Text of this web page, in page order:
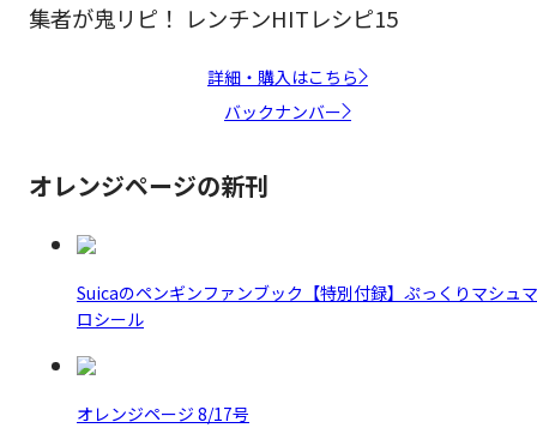
集者が鬼リピ！ レンチンHITレシピ15
詳細・購入はこちら
バックナンバー
オレンジページの新刊
Suicaのペンギンファンブック【特別付録】ぷっくりマシュマ
ロシール
オレンジページ 8/17号